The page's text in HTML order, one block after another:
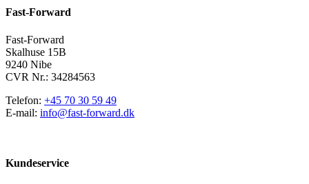
Fast-Forward
Fast-Forward
Skalhuse 15B
9240 Nibe
CVR Nr.: 34284563
Telefon: +45 70 30 59 49
E-mail: info@fast-forward.dk
Kundeservice